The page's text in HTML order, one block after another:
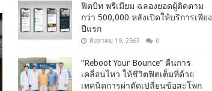
ฟิตบิท พรีเมียม ฉลองยอดผู้ติดตาม
กว่า 500,000 หลังเปิดให้บริการเพียง
ปีแรก
สิงหาคม 19, 2563 0
“Reboot Your Bounce” คืนการ
เคลื่อนไหว ให้ชีวิตฟิตเต็มที่ด้วย
เทคนิคการผ่าตัดเปลี่ยนข้อสะโพก